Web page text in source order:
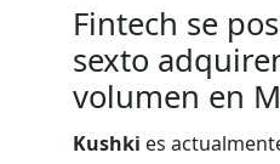
Fintech se
sexto
volumen en
Kushki es